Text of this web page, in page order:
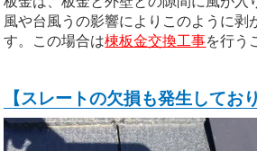
風や台風うの影響によりこのように剥
す。この場合は棟板金交換工事を行う
【スレートの欠損も発生してお